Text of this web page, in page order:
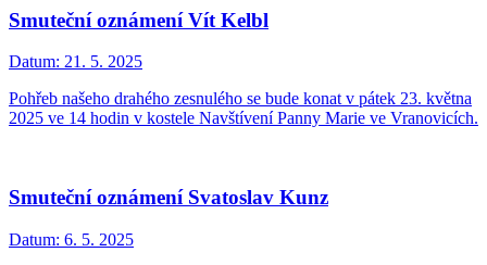
Smuteční oznámení Vít Kelbl
Datum: 21. 5. 2025
Pohřeb našeho drahého zesnulého se bude konat v pátek 23. května
2025 ve 14 hodin v kostele Navštívení Panny Marie ve Vranovicích.
Smuteční oznámení Svatoslav Kunz
Datum: 6. 5. 2025